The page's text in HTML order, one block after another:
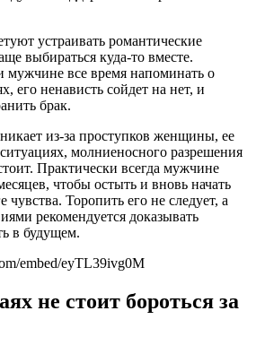
устраивать романтические
выбираться куда-то вместе.
мужчине все время напоминать о
его ненависть сойдет на нет, и
брак.
из-за проступков женщины, ее
молниеносного разрешения
Практически всегда мужчине
чтобы остыть и вновь начать
чувства. Торопить его не следует, а
рекомендуется доказывать
в будущем.
embed/eyTL39ivg0M
не стоит бороться за